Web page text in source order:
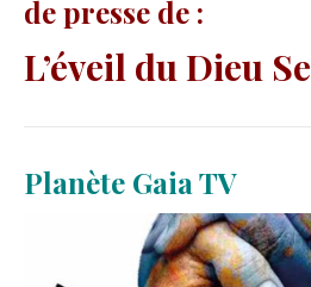
de presse de :
L’éveil du Dieu
Planète Gaia TV